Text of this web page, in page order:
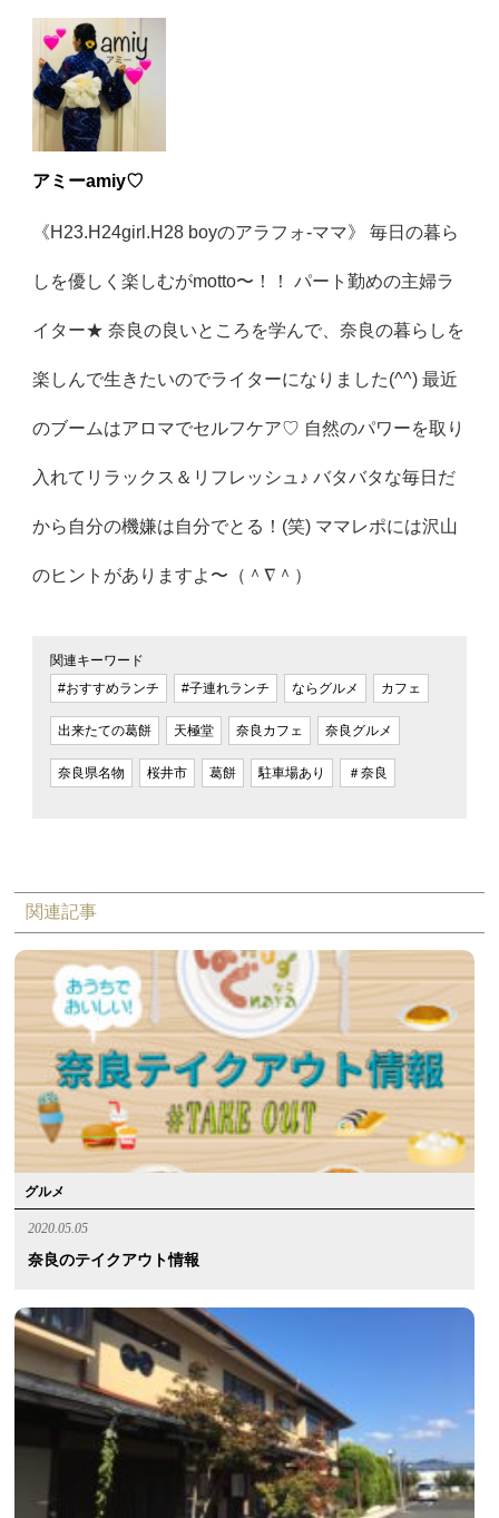
アミーamiy♡
《H23.H24girl.H28 boyのアラフォ-ママ》 毎日の暮ら
しを優しく楽しむがmotto〜！！ パート勤めの主婦ラ
イター★ 奈良の良いところを学んで、奈良の暮らしを
楽しんで生きたいのでライターになりました(^^) 最近
のブームはアロマでセルフケア♡ 自然のパワーを取り
入れてリラックス＆リフレッシュ♪ バタバタな毎日だ
から自分の機嫌は自分でとる！(笑) ママレポには沢山
のヒントがありますよ〜（＾∇＾）
関連キーワード
#おすすめランチ
#子連れランチ ならグルメ カフェ
出来たての葛餅 天極堂 奈良カフェ 奈良グルメ
奈良県名物 桜井市 葛餅 駐車場あり ＃奈良
関連記事
グルメ
2020.05.05
奈良のテイクアウト情報